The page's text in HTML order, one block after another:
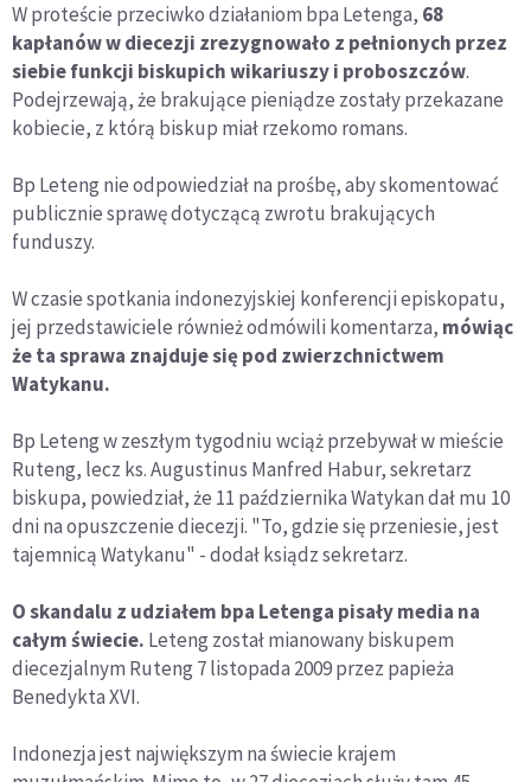
W proteście przeciwko działaniom bpa Letenga, 68
kapłanów w diecezji zrezygnowało z pełnionych przez
siebie funkcji biskupich wikariuszy i proboszczów.
Podejrzewają, że brakujące pieniądze zostały przekazane
kobiecie, z którą biskup miał rzekomo romans.
Bp Leteng nie odpowiedział na prośbę, aby skomentować
publicznie sprawę dotyczącą zwrotu brakujących
funduszy.
W czasie spotkania indonezyjskiej konferencji episkopatu,
jej przedstawiciele również odmówili komentarza, mówiąc
że ta sprawa znajduje się pod zwierzchnictwem
Watykanu.
Bp Leteng w zeszłym tygodniu wciąż przebywał w mieście
Ruteng, lecz ks. Augustinus Manfred Habur, sekretarz
biskupa, powiedział, że 11 października Watykan dał mu 10
dni na opuszczenie diecezji. "To, gdzie się przeniesie, jest
tajemnicą Watykanu" - dodał ksiądz sekretarz.
O skandalu z udziałem bpa Letenga pisały media na
całym świecie. Leteng został mianowany biskupem
diecezjalnym Ruteng 7 listopada 2009 przez papieża
Benedykta XVI.
Indonezja jest największym na świecie krajem